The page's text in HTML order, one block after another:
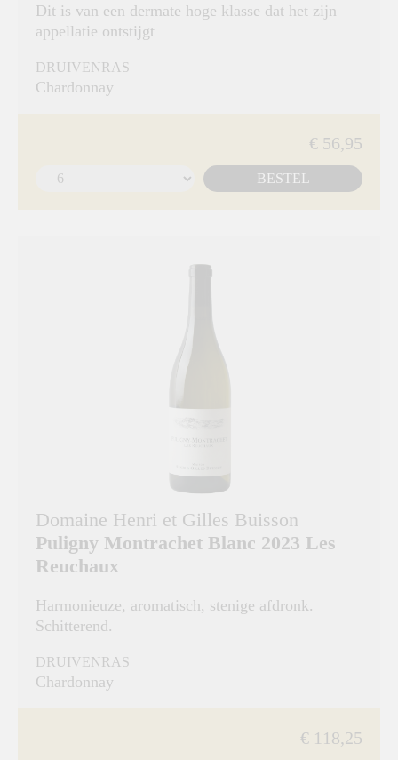
Dit is van een dermate hoge klasse dat het zijn
appellatie ontstijgt
DRUIVENRAS
Chardonnay
€ 56,95
BESTEL
Domaine Henri et Gilles Buisson
Puligny Montrachet Blanc 2023 Les
Reuchaux
Harmonieuze, aromatisch, stenige afdronk.
Schitterend.
DRUIVENRAS
Chardonnay
€ 118,25